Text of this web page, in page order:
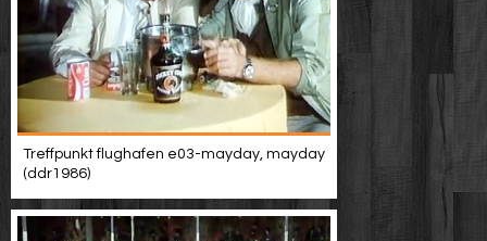
Treffpunkt flughafen e03-mayday, mayday
(ddr1986)